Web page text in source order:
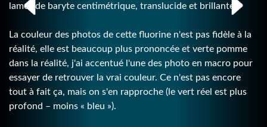
lames de baryte centimétrique, translucide et brillante.
La couleur des photos de cette fluorine n'est pas fidèle à la
réalité, elle est beaucoup plus prononcée et verte pomme
dans la réalité, j'ai accentué l'une des photo en macro pour
essayer de retrouver la vrai couleur. Ce n'est pas encore
tout à fait ça, mais on s'en rapproche (le vert réel est plus
profond – moins « bleu »).